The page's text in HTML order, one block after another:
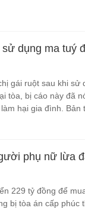
dụng ma tuý
gái ruột sau khi sử
tòa, bị cáo này đã
hại gia đình. Bản
mặt gia đình,
phụ nữ lừa
229 tỷ đồng để
bị tòa án cấp phúc